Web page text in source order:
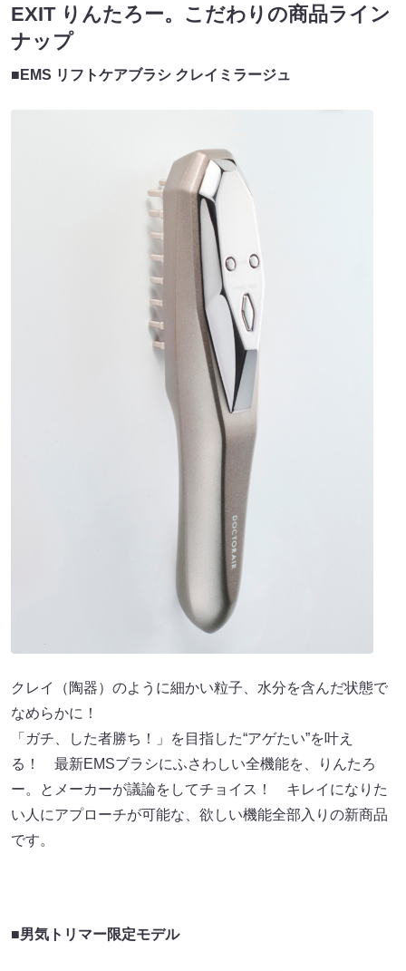
EXIT りんたろー。こだわりの商品ライン
ナップ
■EMS リフトケアブラシ クレイミラージュ
クレイ（陶器）のように細かい粒子、水分を含んだ状態で
なめらかに！
「ガチ、した者勝ち！」を目指した“アゲたい”を叶え
る！ 最新EMSブラシにふさわしい全機能を、りんたろ
ー。とメーカーが議論をしてチョイス！ キレイになりた
い人にアプローチが可能な、欲しい機能全部入りの新商品
です。
■男気トリマー限定モデル